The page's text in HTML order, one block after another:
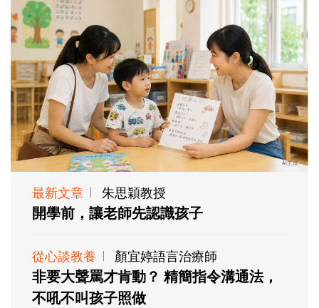
最新文章 朱思穎教授
開學前，讓老師先認識孩子
從心談教養 顏宜婷語言治療師
非要大聲罵才肯動？ 精簡指令溝通法，
不吼不叫孩子照做